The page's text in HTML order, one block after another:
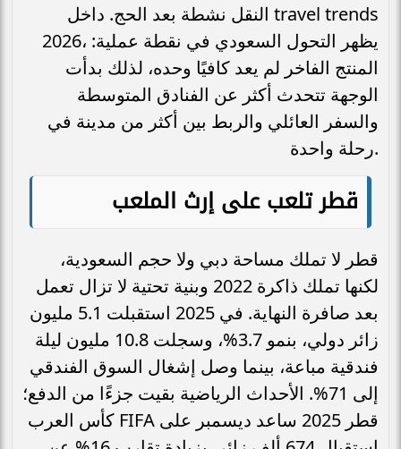
النقل نشطة بعد الحج. داخل travel trends
2026، يظهر التحول السعودي في نقطة عملية:
المنتج الفاخر لم يعد كافيًا وحده، لذلك بدأت
الوجهة تتحدث أكثر عن الفنادق المتوسطة
والسفر العائلي والربط بين أكثر من مدينة في
رحلة واحدة.
قطر تلعب على إرث الملعب
قطر لا تملك مساحة دبي ولا حجم السعودية،
لكنها تملك ذاكرة 2022 وبنية تحتية لا تزال تعمل
بعد صافرة النهاية. في 2025 استقبلت 5.1 مليون
زائر دولي، بنمو 3.7%، وسجلت 10.8 مليون ليلة
فندقية مباعة، بينما وصل إشغال السوق الفندقي
إلى 71%. الأحداث الرياضية بقيت جزءًا من الدفع؛
كأس العرب FIFA قطر 2025 ساعد ديسمبر على